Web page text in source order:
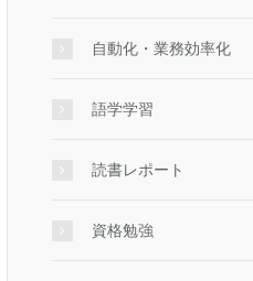
自動化・業務効率化
語学学習
読書レポート
資格勉強